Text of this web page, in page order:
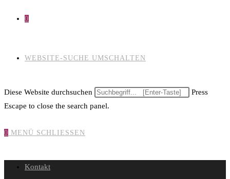
0
WEBSITE-SUCHE UMSCHALTEN
Diese Website durchsuchen
Press
Escape to close the search panel.
0 MENÜ SCHLIESSEN
Kontakt